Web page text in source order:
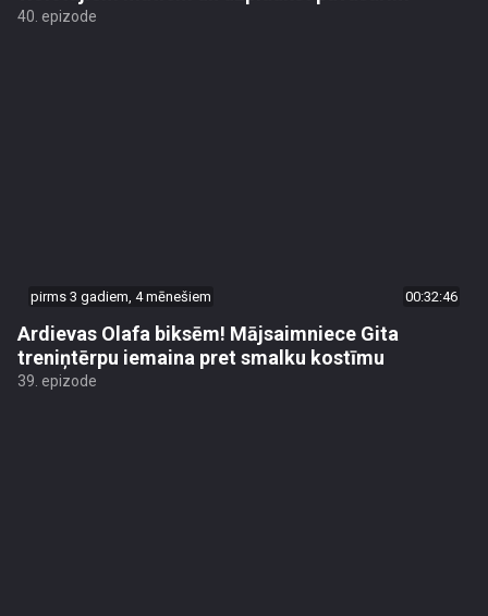
40. epizode
pirms 3 gadiem, 4 mēnešiem 00:32:46
Ardievas Olafa biksēm! Mājsaimniece Gita
treniņtērpu iemaina pret smalku kostīmu
39. epizode